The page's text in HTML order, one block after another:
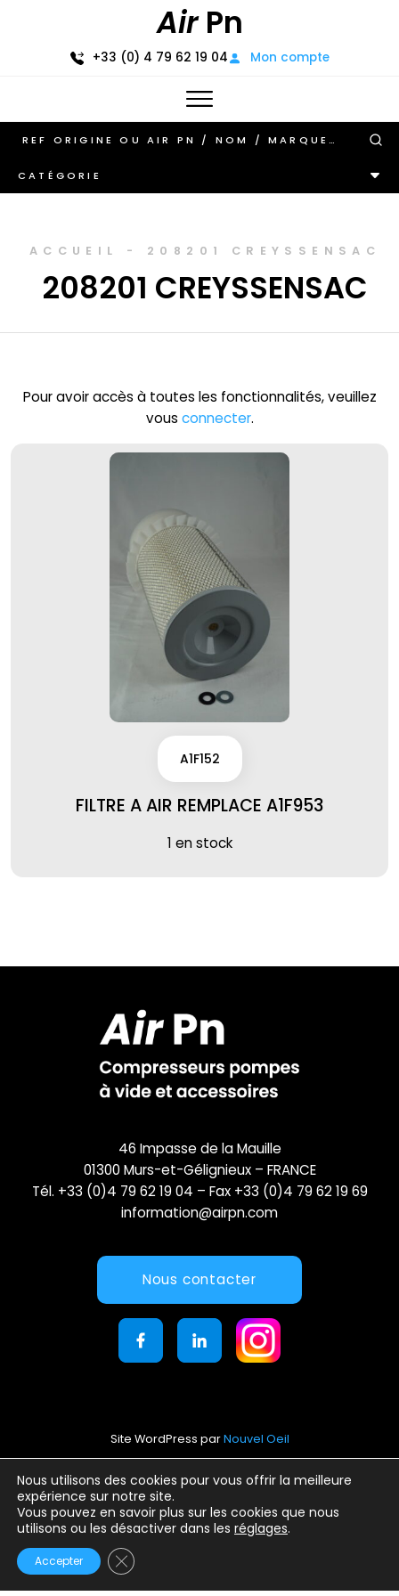
AirPn
+33 (0) 4 79 62 19 04 Mon compte
CATÉGORIE
ACCUEIL - 208201 CREYSSENSAC
208201 CREYSSENSAC
Pour avoir accès à toutes les fonctionnalités, veuillez
vous connecter.
A1F152
FILTRE A AIR REMPLACE A1F953
1 en stock
Nous utilisons des cookies pour vous offrir la meilleure
expérience sur notre site.
Vous pouvez en savoir plus sur les cookies que nous
utilisons ou les désactiver dans les réglages.
Accepter Fermer la bannière des cookies GDPR
46 Impasse de la Mauille
01300 Murs-et-Gélignieux – FRANCE
Tél. +33 (0)4 79 62 19 04 – Fax +33 (0)4 79 62 19 69
information@airpn.com
Nous contacter
Site WordPress parNouvel Oeil
Mentions légales
Conditions générales d’utilisation
Politique de confidentialité